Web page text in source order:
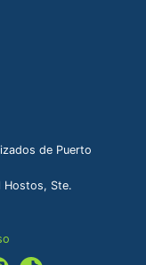
de Puerto
Hostos, Ste.